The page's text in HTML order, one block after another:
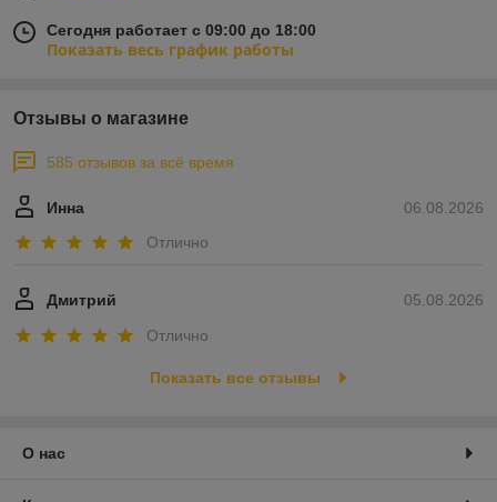
Сегодня работает с 09:00 до 18:00
Показать весь график работы
Отзывы о магазине
585 отзывов за всё время
06.08.2026
Инна
Отлично
05.08.2026
Дмитрий
Отлично
Показать все отзывы
О нас